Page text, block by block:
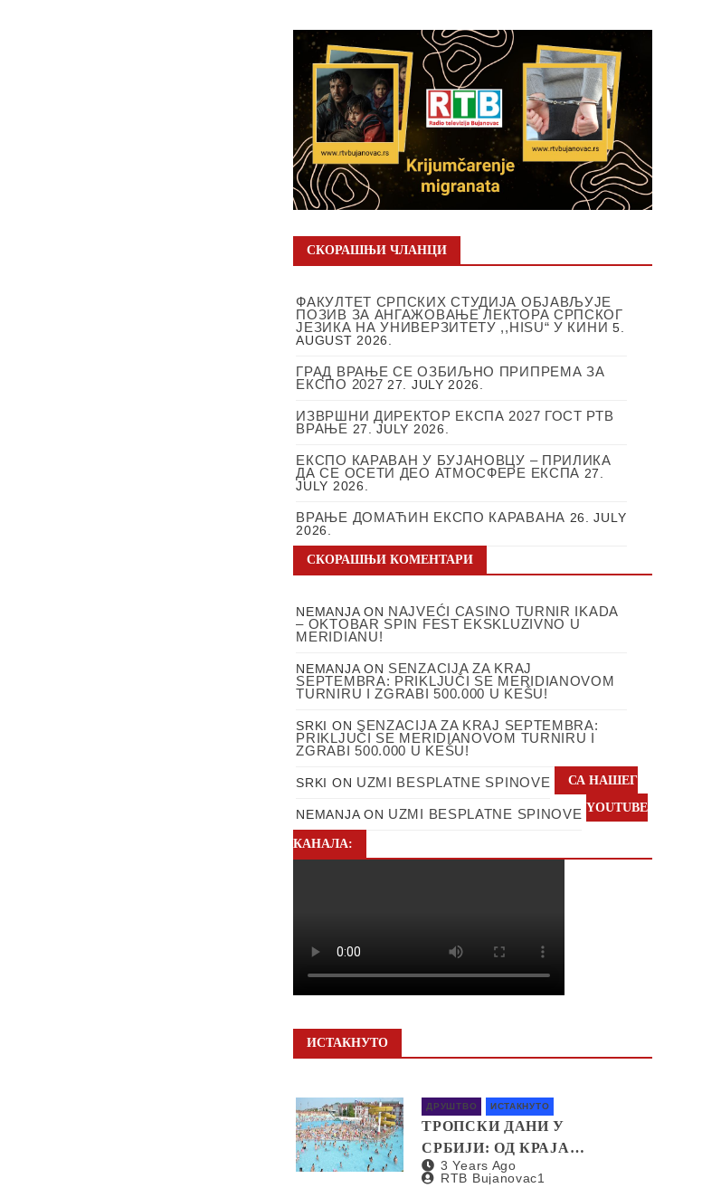
СКОРАШЊИ ЧЛАНЦИ
ФАКУЛТЕТ СРПСКИХ СТУДИЈА ОБЈАВЉУЈЕ
ПОЗИВ ЗА АНГАЖОВАЊЕ ЛЕКТОРА СРПСКОГ
ЈЕЗИКА НА УНИВЕРЗИТЕТУ ,,HISU“ У КИНИ 5.
AUGUST 2026.
ГРАД ВРАЊЕ СЕ ОЗБИЉНО ПРИПРЕМА ЗА
ЕКСПО 2027 27. JULY 2026.
ИЗВРШНИ ДИРЕКТОР ЕКСПА 2027 ГОСТ РТВ
ВРАЊЕ 27. JULY 2026.
ЕКСПО КАРАВАН У БУЈАНОВЦУ – ПРИЛИКА
ДА СЕ ОСЕТИ ДЕО АТМОСФЕРЕ ЕКСПА 27.
JULY 2026.
ВРАЊЕ ДОМАЋИН ЕКСПО КАРАВАНА 26. JULY
2026.
СКОРАШЊИ КОМЕНТАРИ
NEMANJAON NAJVEĆI CASINO TURNIR IKADA
– OKTOBAR SPIN FEST EKSKLUZIVNO U
MERIDIANU!
NEMANJAON SENZACIJA ZA KRAJ
SEPTEMBRA: PRIKLJUČI SE MERIDIANOVOM
TURNIRU I ZGRABI 500.000 U KEŠU!
SRKI ON SENZACIJA ZA KRAJ SEPTEMBRA:
PRIKLJUČI SE MERIDIANOVOM TURNIRU I
ZGRABI 500.000 U KEŠU!
SRKI ON UZMI BESPLATNE SPINOVE
NEMANJAON UZMI BESPLATNE SPINOVE
СА НАШЕГ
YOUTUBE
КАНАЛА:
ИСТАКНУТО
ДРУШТВО ИСТАКНУТО
ТРОПСКИ ДАНИ У
СРБИЈИ: ОД КРАЈА
НЕДЕЉЕ И ДО 40
3 Years Ago
RTB Bujanovac1